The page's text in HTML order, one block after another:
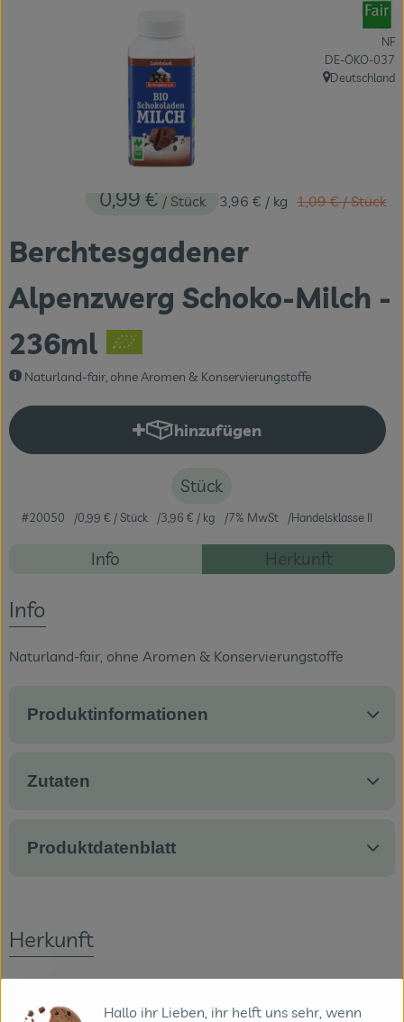
Obst & Gemüse
Vorratskammer
Über uns
Service
Veranstaltungen
Berchtesgadener
Alpenzwerg Schoko-Milch -
236ml
Naturland-fair, ohne Aromen & Konservierungstoffe
0,99 € / Stück 3,96 € / kg Alter Preis:
1,09 €/ Stück
NF
, Kontrollstelle:
DE-ÖKO-037
, Herkunft:
Deutschland
hinzufügen
Produkt zum Warenkorb
Stück
#20050 0,99 € / Stück 3,96 € / kg 7% MwSt Handelsklasse II
Rezepte
Info Herkunft
Info
Naturland-fair, ohne Aromen & Konservierungstoffe
Produktinformationen
Zutaten
Produktdatenblatt
Herkunft
Hallo ihr Lieben, ihr helft uns sehr, wenn